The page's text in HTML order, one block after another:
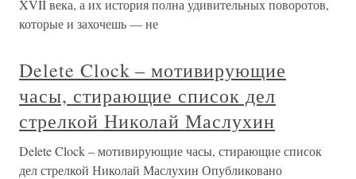
XVII века, а их история полна удивительных поворотов,
которые и захочешь — не
Delete Clock – мотивирующие
часы, стирающие список дел
стрелкой Николай Маслухин
Delete Clock – мотивирующие часы, стирающие список
дел стрелкой Николай Маслухин Опубликовано